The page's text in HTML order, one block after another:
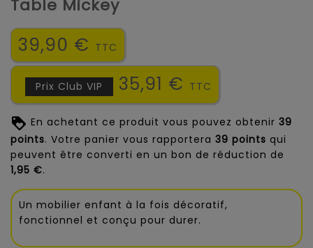
Table Mickey
39,90 € TTC
Prix Club VIP 35,91 € TTC
En achetant ce produit vous pouvez obtenir 39
points. Votre panier vous rapportera 39 points qui
peuvent être converti en un bon de réduction de
1,95 €.
Un mobilier enfant à la fois décoratif,
fonctionnel et conçu pour durer.